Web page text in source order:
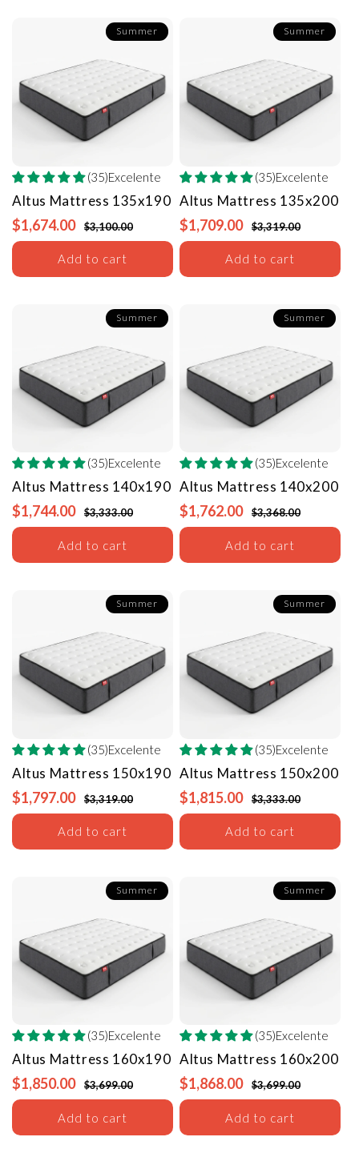
Summer
(35)Excelente
Altus Mattress 135x190
$1,674.00 $3,100.00
Add to cart
Summer
(35)Excelente
Altus Mattress 135x200
$1,709.00 $3,319.00
Add to cart
Summer
(35)Excelente
Altus Mattress 140x190
$1,744.00 $3,333.00
Add to cart
Summer
(35)Excelente
Altus Mattress 140x200
$1,762.00 $3,368.00
Add to cart
Summer
(35)Excelente
Altus Mattress 150x190
$1,797.00 $3,319.00
Add to cart
Summer
(35)Excelente
Altus Mattress 150x200
$1,815.00 $3,333.00
Add to cart
Summer
(35)Excelente
Altus Mattress 160x190
$1,850.00 $3,699.00
Add to cart
Summer
(35)Excelente
Altus Mattress 160x200
$1,868.00 $3,699.00
Add to cart